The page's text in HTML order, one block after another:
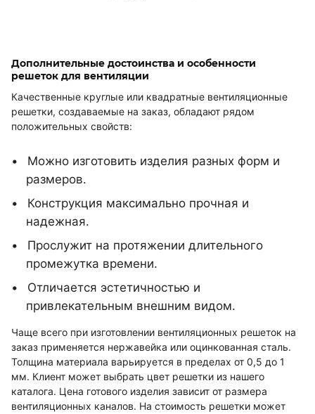
Дополнительные достоинства и особенности
решеток для вентиляции
Качественные круглые или квадратные вентиляционные
решетки, создаваемые на заказ, обладают рядом
положительных свойств:
Можно изготовить изделия разных форм и
размеров.
Конструкция максимально прочная и
надежная.
Прослужит на протяжении длительного
промежутка времени.
Отличается эстетичностью и
привлекательным внешним видом.
Чаще всего при изготовлении вентиляционных решеток на
заказ применяется нержавейка или оцинкованная сталь.
Толщина материала варьируется в пределах от 0,5 до 1
мм. Клиент может выбрать цвет решетки из нашего
каталога. Цена готового изделия зависит от размера
вентиляционных каналов. На стоимость решетки может